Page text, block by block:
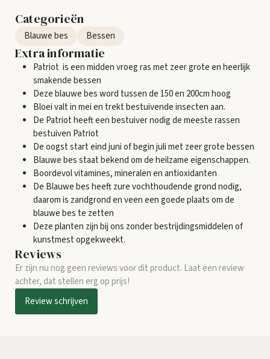
Categorieën
Blauwe bes Bessen
Extra informatie
Patriot is een midden vroeg ras met zeer grote en heerlijk
smakende bessen
Deze blauwe bes word tussen de 150 en 200cm hoog
Bloei valt in mei en trekt bestuivende insecten aan.
De Patriot heeft een bestuiver nodig de meeste rassen
bestuiven Patriot
De oogst start eind juni of begin juli met zeer grote bessen
Blauwe bes staat bekend om de heilzame eigenschappen.
Boordevol vitamines, mineralen en antioxidanten
De Blauwe bes heeft zure vochthoudende grond nodig,
daarom is zandgrond en veen een goede plaats om de
blauwe bes te zetten
Deze planten zijn bij ons zonder bestrijdingsmiddelen of
kunstmest opgekweekt.
Reviews
Er zijn nu nog geen reviews voor dit product. Laat een review
achter, dat stellen erg op prijs!
Review schrijven